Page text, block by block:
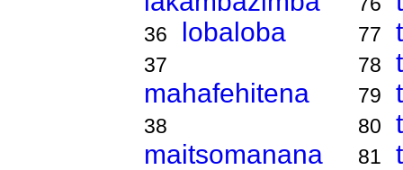
36 lobaloba
37
mahafehitena
38
maitsomanana
77
78
79
80
81